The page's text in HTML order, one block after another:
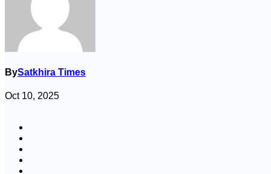
BySatkhira Times
Oct 10, 2025